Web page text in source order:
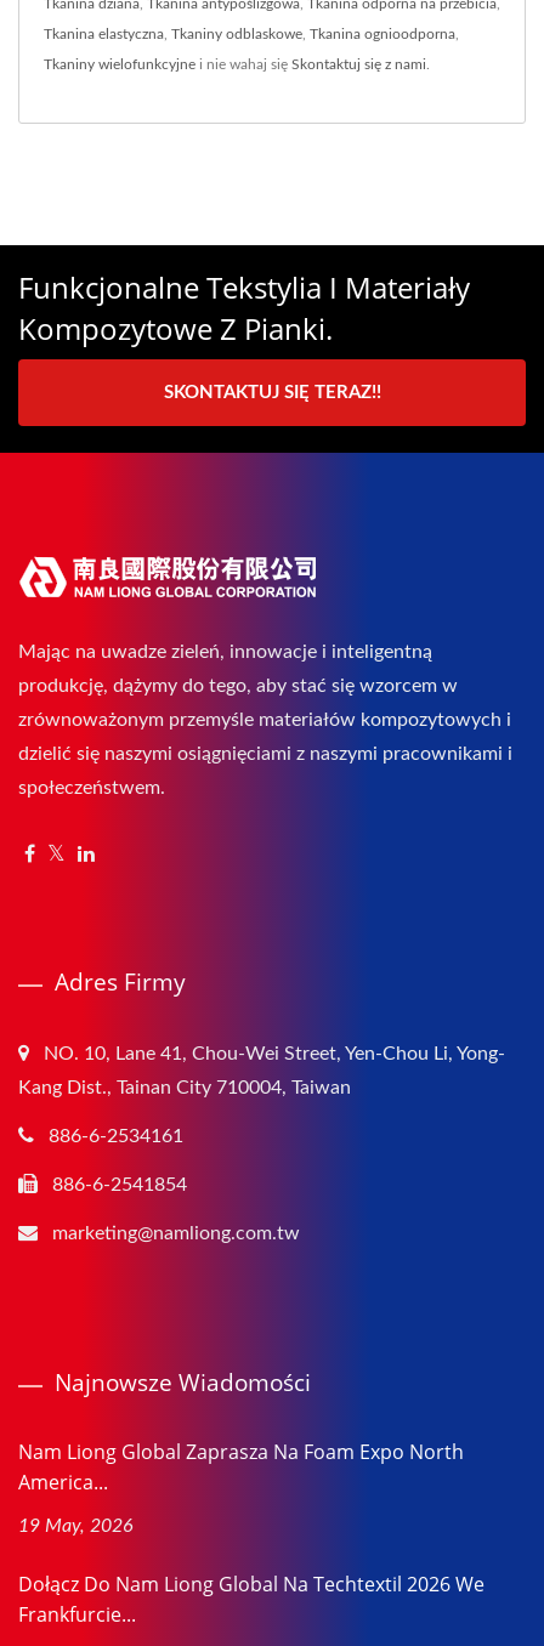
Tkanina dziana Tkanina antypoślizgowa Tkanina odporna na przebicia
Tkanina elastyczna Tkaniny odblaskowe Tkanina ognioodporna
Tkaniny wielofunkcyjne i nie wahaj się Skontaktuj się z nami
Funkcjonalne Tekstylia I Materiały
Kompozytowe Z Pianki.
SKONTAKTUJ SIĘ TERAZ!!
Mając na uwadze zieleń, innowacje i inteligentną
produkcję, dążymy do tego, aby stać się wzorcem w
zrównoważonym przemyśle materiałów kompozytowych i
dzielić się naszymi osiągnięciami z naszymi pracownikami i
społeczeństwem.
Adres Firmy
NO. 10, Lane 41, Chou-Wei Street, Yen-Chou Li, Yong-
Kang Dist., Tainan City 710004, Taiwan
886-6-2534161
886-6-2541854
marketing@namliong.com.tw
Najnowsze Wiadomości
Nam Liong Global Zaprasza Na Foam Expo North
America...
19 May, 2026
Dołącz Do Nam Liong Global Na Techtextil 2026 We
Frankfurcie...